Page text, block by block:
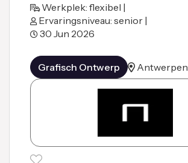
Werkplek: flexibel |
Ervaringsniveau: senior |
30 Jun 2026
Grafisch Ontwerp Antwerpen